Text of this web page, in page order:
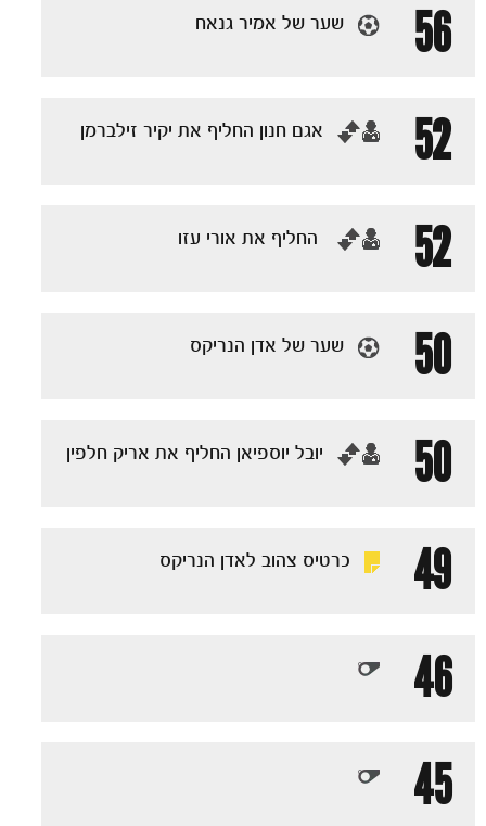
משחקים
56 שער של אמיר גנאח
52 ‏אגם חנון החליף את יקיר זילברמן
52 ‏ החליף את אורי עזו
50 שער של אדן הנריקס
50 ‏יובל יוספיאן החליף את אריק חלפין
49 כרטיס צהוב לאדן הנריקס
46
45